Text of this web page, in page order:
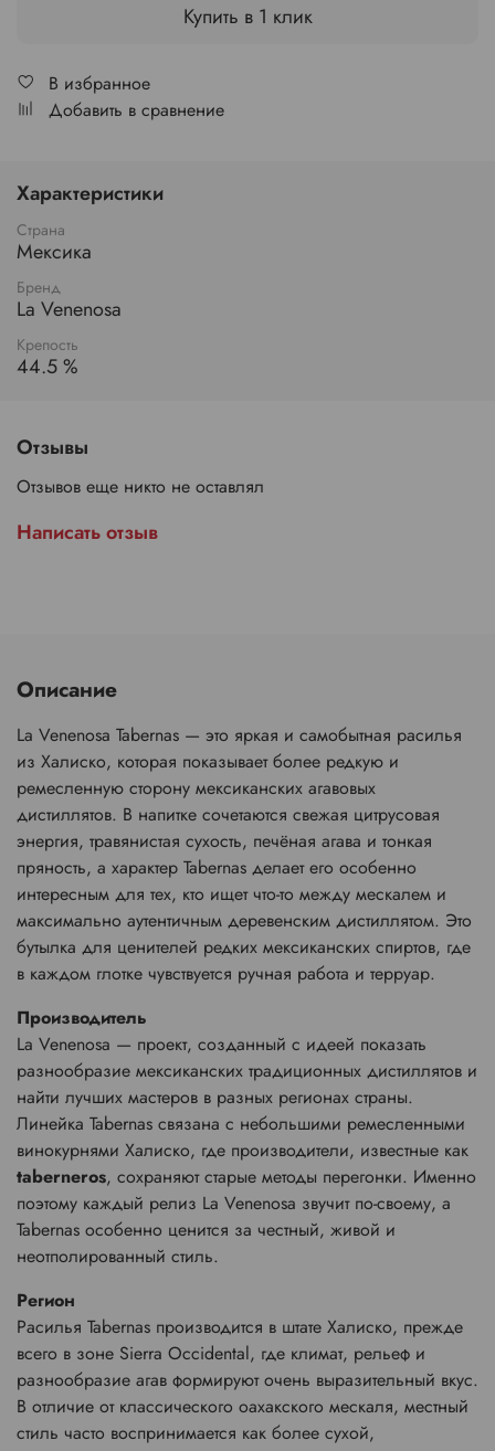
Купить в 1 клик
В избранное
Добавить в сравнение
Характеристики
Страна
Мексика
Бренд
La Venenosa
Крепость
44.5 %
Отзывы
Отзывов еще никто не оставлял
Написать отзыв
Описание
La Venenosa Tabernas — это яркая и самобытная расилья
из Халиско, которая показывает более редкую и
ремесленную сторону мексиканских агавовых
дистиллятов. В напитке сочетаются свежая цитрусовая
энергия, травянистая сухость, печёная агава и тонкая
пряность, а характер Tabernas делает его особенно
интересным для тех, кто ищет что-то между мескалем и
максимально аутентичным деревенским дистиллятом. Это
бутылка для ценителей редких мексиканских спиртов, где
в каждом глотке чувствуется ручная работа и терруар.
Производитель
La Venenosa — проект, созданный с идеей показать
разнообразие мексиканских традиционных дистиллятов и
найти лучших мастеров в разных регионах страны.
Линейка Tabernas связана с небольшими ремесленными
винокурнями Халиско, где производители, известные как
taberneros, сохраняют старые методы перегонки. Именно
поэтому каждый релиз La Venenosa звучит по-своему, а
Tabernas особенно ценится за честный, живой и
неотполированный стиль.
Регион
Расилья Tabernas производится в штате Халиско, прежде
всего в зоне Sierra Occidental, где климат, рельеф и
разнообразие агав формируют очень выразительный вкус.
В отличие от классического оахакского мескаля, местный
стиль часто воспринимается как более сухой,